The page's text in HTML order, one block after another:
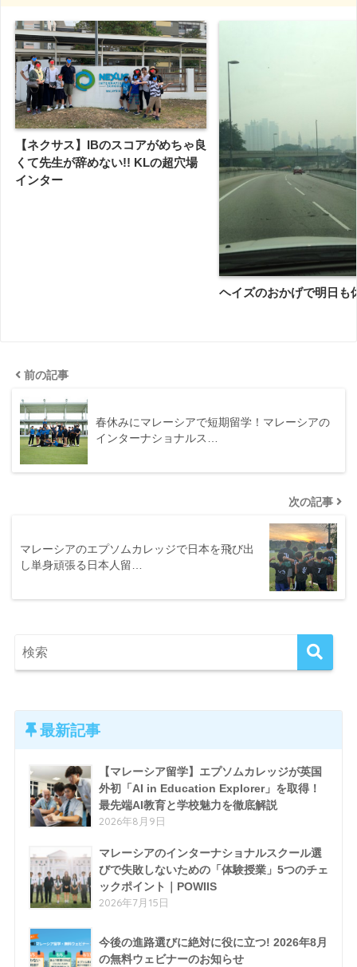
【ネクサス】IBのスコアがめちゃ良
くて先生が辞めない!! KLの超穴場
インター
ヘイズのおかげで明日も
前の記事
春休みにマレーシアで短期留学！マレーシアの
インターナショナルス…
次の記事
マレーシアのエプソムカレッジで日本を飛び出
し単身頑張る日本人留…
最新記事
【マレーシア留学】エプソムカレッジが英国
外初「AI in Education Explorer」を取得！
最先端AI教育と学校魅力を徹底解説
2026年8月9日
マレーシアのインターナショナルスクール選
びで失敗しないための「体験授業」5つのチェ
ックポイント｜POWIIS
2026年7月15日
今後の進路選びに絶対に役に立つ! 2026年8月
の無料ウェビナーのお知らせ